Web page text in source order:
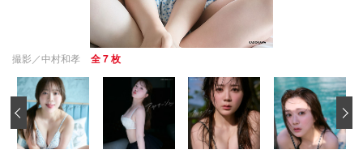
撮影／中村和孝 全 7 枚
‹